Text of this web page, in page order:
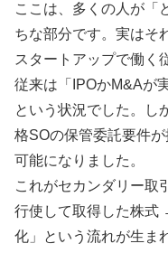
ここは、多くの人が「
ちな部分です。実はそ
スタートアップで働く
従来は「IPOかM&Aが
という状況でした。し
格SOの保管委託要件
可能になりました。
これがセカンダリー取
行使して取得した株
化」という流れが生ま